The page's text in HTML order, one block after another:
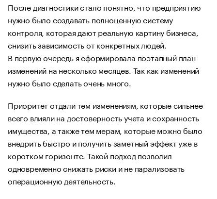
После диагностики стало понятно, что предприятию
нужно было создавать полноценную систему
контроля, которая дают реальную картину бизнеса,
снизить зависимость от конкретных людей.
В первую очередь я сформировала поэтапный план
изменений на несколько месяцев. Так как изменений
нужно было сделать очень много.
Приоритет отдали тем изменениям, которые сильнее
всего влияли на достоверность учета и сохранность
имущества, а также тем мерам, которые можно было
внедрить быстро и получить заметный эффект уже в
коротком горизонте. Такой подход позволил
одновременно снижать риски и не парализовать
операционную деятельность.